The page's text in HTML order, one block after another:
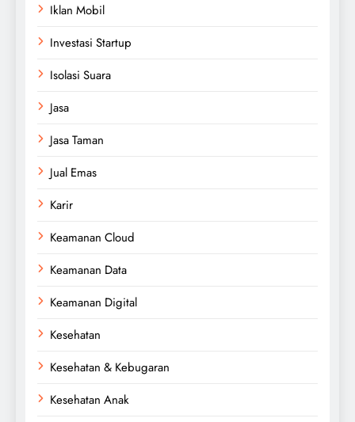
Iklan Mobil
Investasi Startup
Isolasi Suara
Jasa
Jasa Taman
Jual Emas
Karir
Keamanan Cloud
Keamanan Data
Keamanan Digital
Kesehatan
Kesehatan & Kebugaran
Kesehatan Anak